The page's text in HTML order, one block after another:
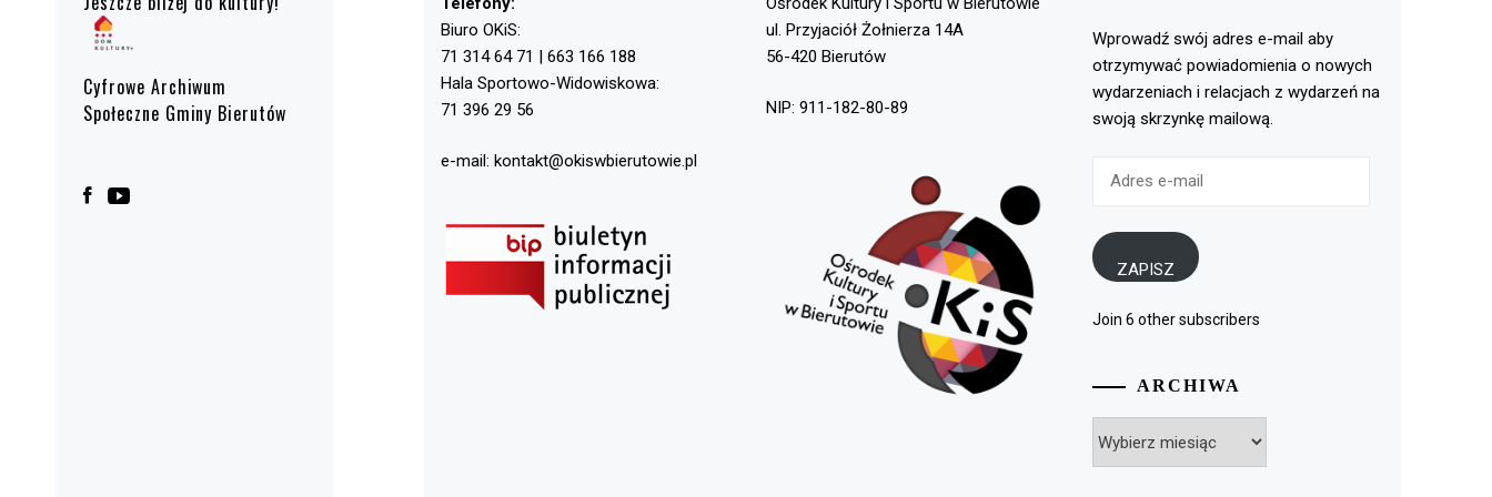
Cyfrowe Archiwum
Społeczne Gminy Bierutów
Biuro OKiS:
71 314 64 71 | 663 166 188
Hala Sportowo-Widowiskowa:
71 396 29 56
e-mail: kontakt@okiswbierutowie.pl
ul. Przyjaciół Żołnierza 14A
56-420 Bierutów
NIP: 911-182-80-89
Wprowadź swój adres e-mail aby
otrzymywać powiadomienia o nowych
wydarzeniach i relacjach z wydarzeń na
swoją skrzynkę mailową.
ZAPISZ
Join 6 other subscribers
ARCHIWA